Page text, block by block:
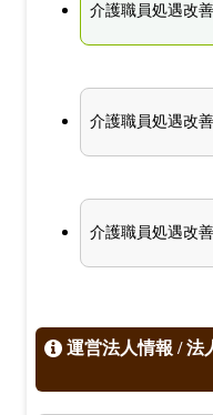
介護職員処遇改
介護職員処遇改
介護職員処遇改
運営法人情報 / 法